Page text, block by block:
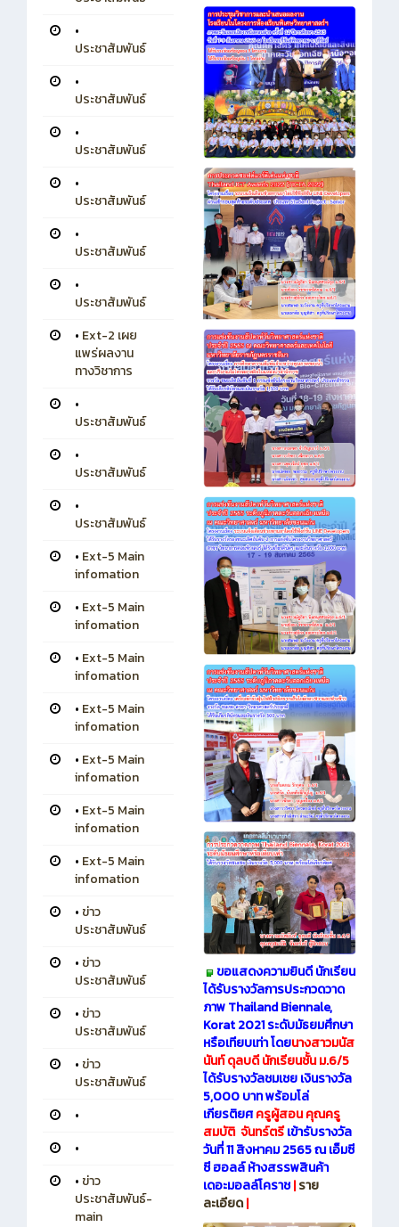
•
ประชาสัมพันธ์
•
ประชาสัมพันธ์
•
ประชาสัมพันธ์
•
ประชาสัมพันธ์
•
ประชาสัมพันธ์
•
ประชาสัมพันธ์
• Ext-2 เผย
แพร่ผลงาน
ทางวิชาการ
•
ประชาสัมพันธ์
•
ประชาสัมพันธ์
•
ประชาสัมพันธ์
• Ext-5 Main
infomation
• Ext-5 Main
infomation
• Ext-5 Main
infomation
• Ext-5 Main
infomation
• Ext-5 Main
infomation
• Ext-5 Main
infomation
• Ext-5 Main
infomation
• ข่าว
ประชาสัมพันธ์
• ข่าว
ประชาสัมพันธ์
• ข่าว
ประชาสัมพันธ์
• ข่าว
ประชาสัมพันธ์
•
•
• ข่าว
ประชาสัมพันธ์-
main
ขอแสดงความยินดี นักเรียน
ได้รับรางวัลการประกวดวาด
ภาพ Thailand Biennale,
Korat 2021 ระดับมัธยมศึกษา
หรือเทียบเท่า โดยนางสาวมนัส
นันท์ ดุลบดี นักเรียนชั้น ม.6/5
ได้รับรางวัลชมเชย เงินรางวัล
5,000 บาท พร้อมโล่
เกียรติยศครูผู้สอน คุณครู
สมบัติ จันทร์ตรีเข้ารับรางวัล
วันที่ 11 สิงหาคม 2565 ณ เอ็มซี
ซี ฮอลล์ ห้างสรรพสินค้า
เดอะมอลล์โคราช|ราย
ละเอียด|